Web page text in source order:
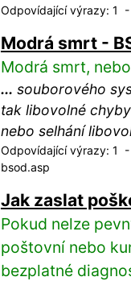
Odpovídající výrazy: 1 -
Modrá smrt -
Modrá smrt,
... souborového
tak libovolné
nebo selhání
Odpovídající výrazy: 1 -
bsod.asp
Jak zaslat
Pokud nelze
poštovní nebo
bezplatné